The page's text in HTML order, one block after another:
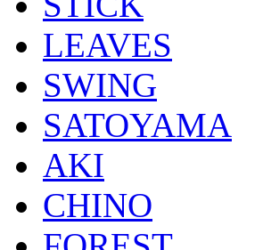
LEAVES
SWING
SATOYAMA
AKI
CHINO